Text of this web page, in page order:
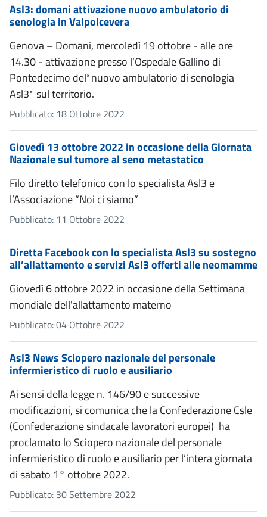
Asl3: domani attivazione nuovo ambulatorio di
senologia in Valpolcevera
Genova – Domani, mercoledì 19 ottobre - alle ore
14.30 - attivazione presso l’Ospedale Gallino di
Pontedecimo del*nuovo ambulatorio di senologia
Asl3* sul territorio.
Pubblicato: 18 Ottobre 2022
Giovedì 13 ottobre 2022 in occasione della Giornata
Nazionale sul tumore al seno metastatico
Filo diretto telefonico con lo specialista Asl3 e
l’Associazione “Noi ci siamo”
Pubblicato: 11 Ottobre 2022
Diretta Facebook con lo specialista Asl3 su sostegno
all’allattamento e servizi Asl3 offerti alle neomamme
Giovedì 6 ottobre 2022 in occasione della Settimana
mondiale dell'allattamento materno
Pubblicato: 04 Ottobre 2022
Asl3 News Sciopero nazionale del personale
infermieristico di ruolo e ausiliario
Ai sensi della legge n. 146/90 e successive
modificazioni, si comunica che la Confederazione Csle
(Confederazione sindacale lavoratori europei) ha
proclamato lo Sciopero nazionale del personale
infermieristico di ruolo e ausiliario per l’intera giornata
di sabato 1° ottobre 2022.
Pubblicato: 30 Settembre 2022